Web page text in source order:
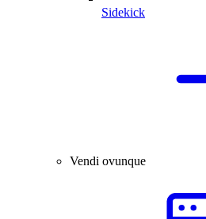
Sidekick
Vendi ovunque